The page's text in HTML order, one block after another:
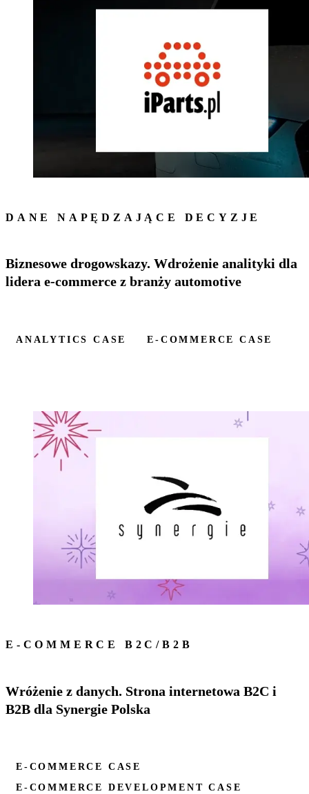
DANE NAPĘDZAJĄCE DECYZJE
Biznesowe drogowskazy. Wdrożenie analityki dla
lidera e-commerce z branży automotive
ANALYTICS CASE E-COMMERCE CASE
E-COMMERCE B2C/B2B
Wróżenie z danych. Strona internetowa B2C i
B2B dla Synergie Polska
E-COMMERCE CASE
E-COMMERCE DEVELOPMENT CASE